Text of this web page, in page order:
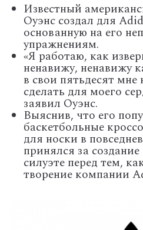
Известный
Оуэнс создал для
основанную на его
упражнениям.
«Я работаю, как
ненавижу, ненавижу
в свои пятьдесят
сделать для моего
заявил Оуэнс.
Выяснив, что его
баскетбольные
для носки в
принялся за
силуэте перед тем,
творение компании